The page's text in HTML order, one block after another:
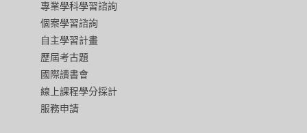
專業學科學習諮詢
個案學習諮詢
自主學習計畫
歷屆考古題
國際讀書會
線上課程學分採計
服務申請